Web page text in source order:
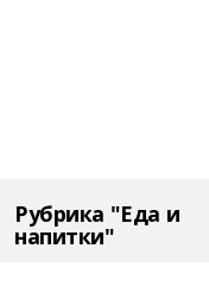
Рубрика "Еда и
напитки"